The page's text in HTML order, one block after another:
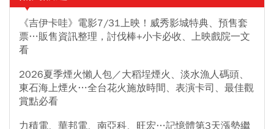
《吉伊卡哇》電影7/31上映！威秀影城特典、預售套
票…販售資訊整理，討伐棒+小卡必收、上映戲院一文
看
2026夏季煙火懶人包／大稻埕煙火、淡水漁人碼頭、
東石海上煙火…全台花火施放時間、表演卡司、最佳觀
賞點必看
力積電、華邦電、南亞科、旺宏…記憶體第3天漲勢繼